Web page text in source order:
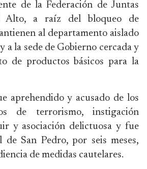
de la Federación de Juntas
Alto, a raíz del bloqueo de
al departamento aislado
a la sede de Gobierno cercada y
de productos básicos para la
aprehendido y acusado de los
de terrorismo, instigación
y asociación delictuosa y fue
San Pedro, por seis meses,
de medidas cautelares.